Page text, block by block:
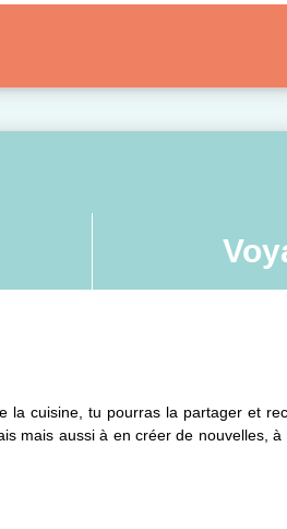
cuisine, tu pourras la partager et
mais aussi à en créer de nouvelles, à